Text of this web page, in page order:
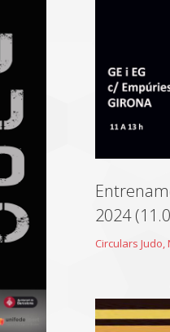
2024
Circulars Judo,